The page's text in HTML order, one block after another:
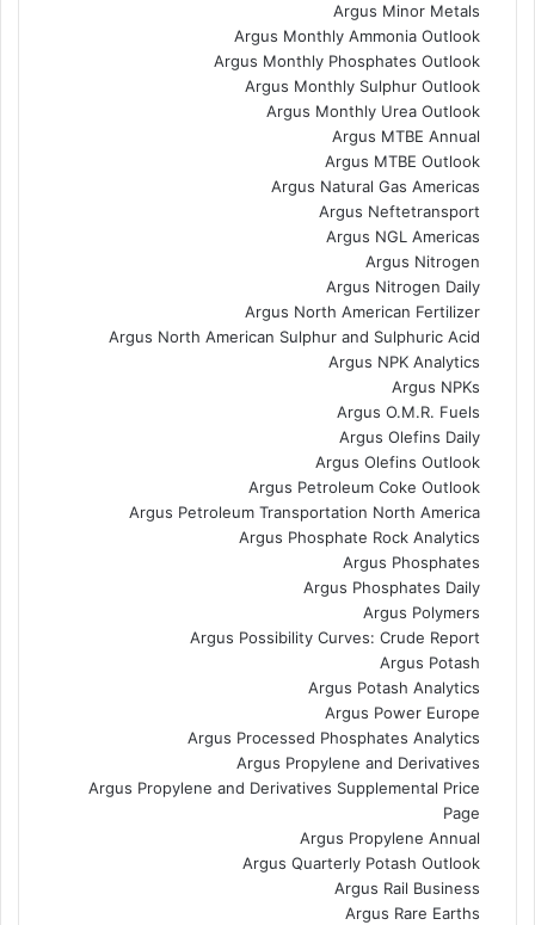
Argus Minor Metals
Argus Monthly Ammonia Outlook
Argus Monthly Phosphates Outlook
Argus Monthly Sulphur Outlook
Argus Monthly Urea Outlook
Argus MTBE Annual
Argus MTBE Outlook
Argus Natural Gas Americas
Argus Neftetransport
Argus NGL Americas
Argus Nitrogen
Argus Nitrogen Daily
Argus North American Fertilizer
Argus North American Sulphur and Sulphuric Acid
Argus NPK Analytics
Argus NPKs
Argus O.M.R. Fuels
Argus Olefins Daily
Argus Olefins Outlook
Argus Petroleum Coke Outlook
Argus Petroleum Transportation North America
Argus Phosphate Rock Analytics
Argus Phosphates
Argus Phosphates Daily
Argus Polymers
Argus Possibility Curves: Crude Report
Argus Potash
Argus Potash Analytics
Argus Power Europe
Argus Processed Phosphates Analytics
Argus Propylene and Derivatives
Argus Propylene and Derivatives Supplemental Price
Page
Argus Propylene Annual
Argus Quarterly Potash Outlook
Argus Rail Business
Argus Rare Earths